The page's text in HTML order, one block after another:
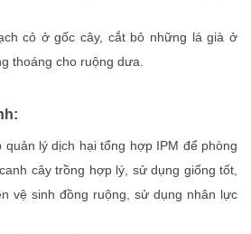
cỏ ở gốc cây, cắt bỏ những lá già ở
thoáng cho ruộng dưa.
quản lý dịch hại tổng hợp IPM để phòng
cây trồng hợp lý, sử dụng giống tốt,
vệ sinh đồng ruộng, sử dụng nhân lực